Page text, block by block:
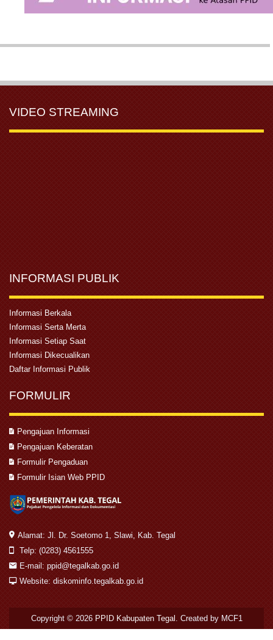
VIDEO STREAMING
INFORMASI PUBLIK
Informasi Berkala
Informasi Serta Merta
Informasi Setiap Saat
Informasi Dikecualikan
Daftar Informasi Publik
FORMULIR
Pengajuan Informasi
Pengajuan Keberatan
Formulir Pengaduan
Formulir Isian Web PPID
Alamat: Jl. Dr. Soetomo 1, Slawi, Kab. Tegal
Telp: (0283) 4561555
E-mail: ppid@tegalkab.go.id
Website: diskominfo.tegalkab.go.id
Copyright © 2026 PPID Kabupaten Tegal . Created by MCF1